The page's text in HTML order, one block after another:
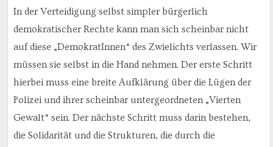
In der Verteidigung selbst simpler bürgerlich
demokratischer Rechte kann man sich scheinbar nicht
auf diese „DemokratInnen“ des Zwielichts verlassen. Wir
müssen sie selbst in die Hand nehmen. Der erste Schritt
hierbei muss eine breite Aufklärung über die Lügen der
Polizei und ihrer scheinbar untergeordneten „Vierten
Gewalt“ sein. Der nächste Schritt muss darin bestehen,
die Solidarität und die Strukturen, die durch die